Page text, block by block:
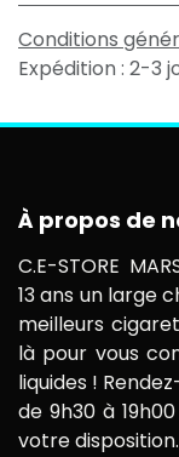
Conditions
Expédition : 2-3
À propos de
C.E-STORE
13 ans un large
meilleurs
là pour vous
liquides !
de 9h30 à
votre disposition.